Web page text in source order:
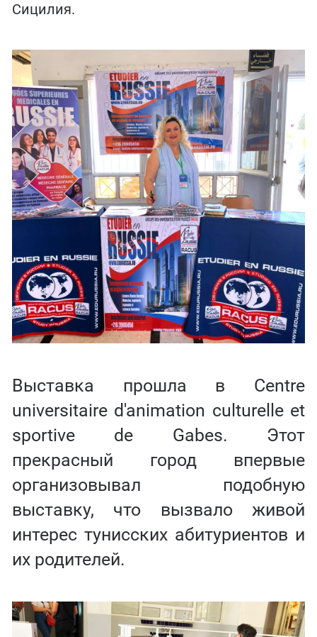
Сицилия.
Выставка прошла в Centre
universitaire d'animation culturelle et
sportive de Gabes. Этот
прекрасный город впервые
организовывал подобную
выставку, что вызвало живой
интерес тунисских абитуриентов и
их родителей.